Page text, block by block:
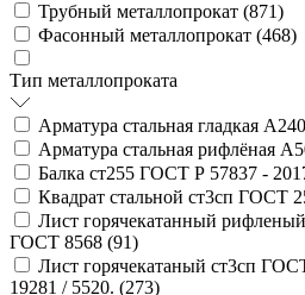
Трубный металлопрокат (871)
Фасонный металлопрокат (468)
Тип металлопроката
Арматура стальная гладкая
Арматура стальная рифлёная
Балка ст255 ГОСТ Р 57837 -
Квадрат стальной ст3сп ГОСТ
Лист горячекатанный
ГОСТ 8568 (91)
Лист горячекатаный ст3сп
19281 / 5520. (273)